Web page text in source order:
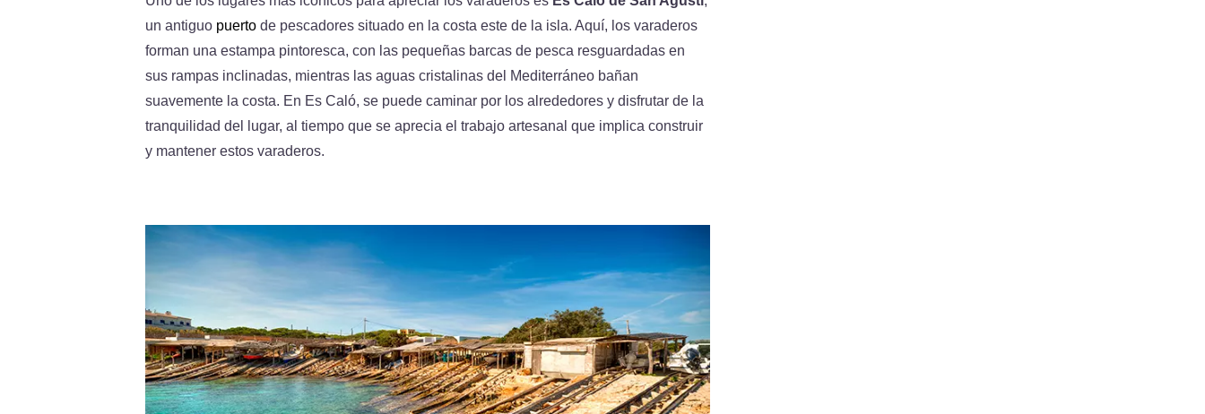
un antiguo puerto de pescadores situado en la costa este de la isla. Aquí, los varaderos
forman una estampa pintoresca, con las pequeñas barcas de pesca resguardadas en
sus rampas inclinadas, mientras las aguas cristalinas del Mediterráneo bañan
suavemente la costa. En Es Caló, se puede caminar por los alrededores y disfrutar de la
tranquilidad del lugar, al tiempo que se aprecia el trabajo artesanal que implica construir
y mantener estos varaderos.